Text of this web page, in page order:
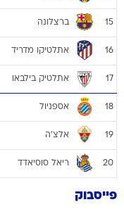
15 ברצלונה
16 אתלטיקו מדריד
17 אתלטיק בילבאו
18 אספניול
19 אלצ'ה
20 ריאל סוסיאדד
פייסבוק